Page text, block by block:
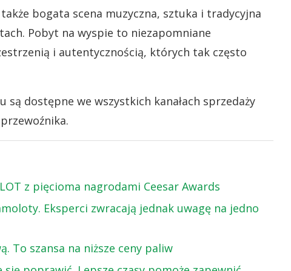
bogata scena muzyczna, sztuka i tradycyjna
Pobyt na wyspie to niezapomniane
i autentycznością, których tak często
są dostępne we wszystkich kanałach sprzedaży
z pięcioma nagrodami Ceesar Awards
Eksperci zwracają jednak uwagę na jedno
To szansa na niższe ceny paliw